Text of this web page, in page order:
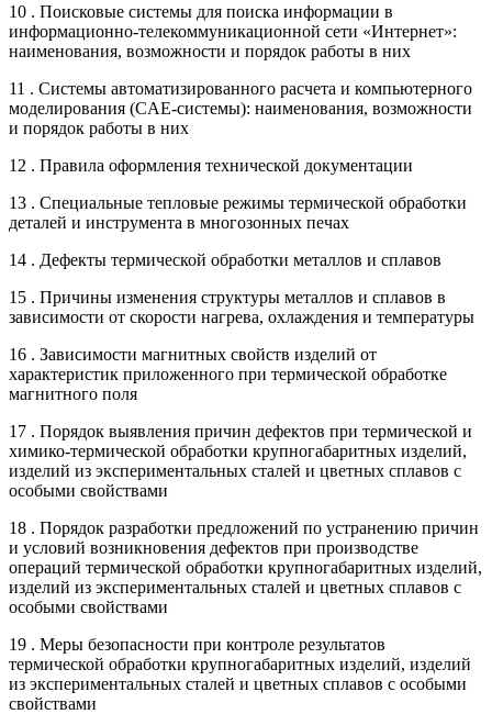
10 . Поисковые системы для поиска информации в
информационно-телекоммуникационной сети «Интернет»:
наименования, возможности и порядок работы в них
11 . Системы автоматизированного расчета и компьютерного
моделирования (CAE-системы): наименования, возможности
и порядок работы в них
12 . Правила оформления технической документации
13 . Специальные тепловые режимы термической обработки
деталей и инструмента в многозонных печах
14 . Дефекты термической обработки металлов и сплавов
15 . Причины изменения структуры металлов и сплавов в
зависимости от скорости нагрева, охлаждения и температуры
16 . Зависимости магнитных свойств изделий от
характеристик приложенного при термической обработке
магнитного поля
17 . Порядок выявления причин дефектов при термической и
химико-термической обработки крупногабаритных изделий,
изделий из экспериментальных сталей и цветных сплавов с
особыми свойствами
18 . Порядок разработки предложений по устранению причин
и условий возникновения дефектов при производстве
операций термической обработки крупногабаритных изделий,
изделий из экспериментальных сталей и цветных сплавов с
особыми свойствами
19 . Меры безопасности при контроле результатов
термической обработки крупногабаритных изделий, изделий
из экспериментальных сталей и цветных сплавов с особыми
свойствами